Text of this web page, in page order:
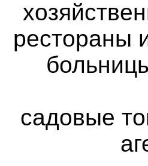
рестораны
садовые